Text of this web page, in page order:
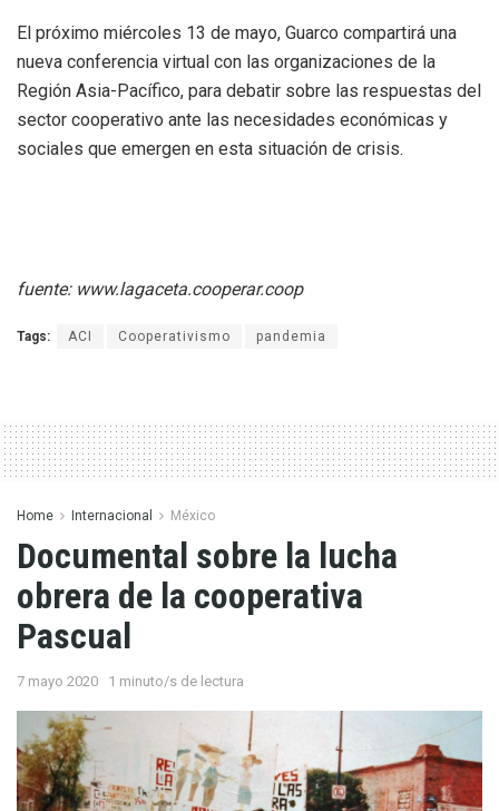
El próximo miércoles 13 de mayo, Guarco compartirá una
nueva conferencia virtual con las organizaciones de la
Región Asia-Pacífico, para debatir sobre las respuestas del
sector cooperativo ante las necesidades económicas y
sociales que emergen en esta situación de crisis.
fuente: www.lagaceta.cooperar.coop
Tags: ACI Cooperativismo pandemia
Home Internacional México
Documental sobre la lucha
obrera de la cooperativa
Pascual
7 mayo 2020 1 minuto/s de lectura